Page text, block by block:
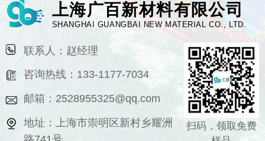
上海广百新材料有限公司
SHANGHAI GUANGBAI NEW MATERIAL CO., LTD.
扫码，领取免费
联系人：赵经理
咨询热线：133-1177-7034
邮箱：2528955325@qq.com
地址：上海市崇明区新村乡耀洲